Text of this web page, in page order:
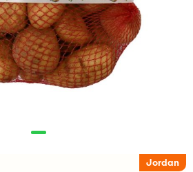
Jordan